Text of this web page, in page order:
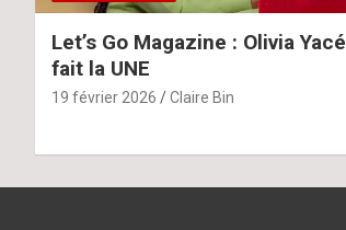
Let’s Go Magazine : Olivia Yacé
fait la UNE
19 février 2026 Claire Bin